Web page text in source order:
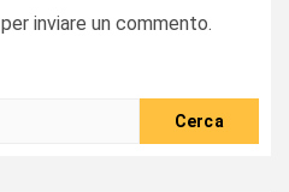
per inviare un commento.